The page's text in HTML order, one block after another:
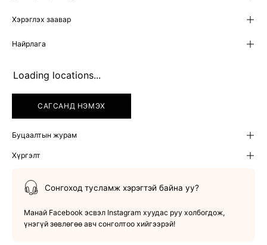
Хэрэглэх заавар
Найрлага
Loading locations...
САГСАНД НЭМЭХ
Буцаалтын журам
Хүргэлт
Сонгоход тусламж хэрэгтэй байна уу?
Манай Facebook эсвэл Instagram хуудас руу холбогдож,
үнэгүй зөвлөгөө авч сонголтоо хийгээрэй!